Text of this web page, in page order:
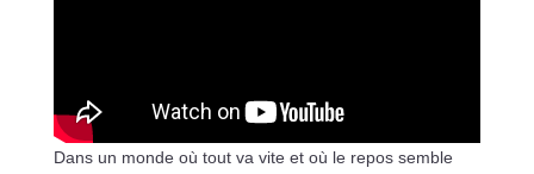
Dans un monde où tout va vite et où le repos semble